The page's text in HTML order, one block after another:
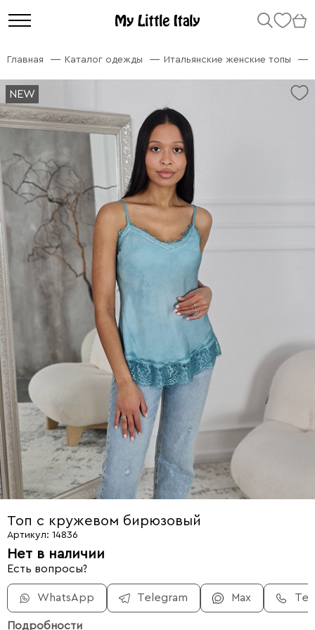
Главная Каталог одежды Итальянские женские топы
NEW
NEW
Топ с кружевом бирюзовый
Артикул: 14836
Нет в наличии
Есть вопросы?
WhatsApp Telegram Max
Подробности